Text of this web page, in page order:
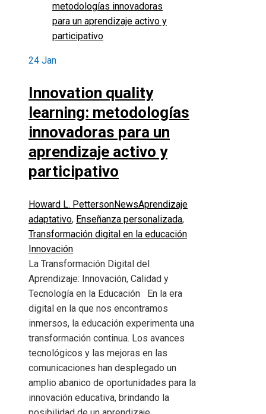
24 Jan
Innovation quality
learning: metodologías
innovadoras para un
aprendizaje activo y
participativo
Howard L. PettersonNewsAprendizaje
adaptativo, Enseñanza personalizada,
Transformación digital en la educación
Innovación
La Transformación Digital del
Aprendizaje: Innovación, Calidad y
Tecnología en la Educación En la era
digital en la que nos encontramos
inmersos, la educación experimenta una
transformación continua. Los avances
tecnológicos y las mejoras en las
comunicaciones han desplegado un
amplio abanico de oportunidades para la
innovación educativa, brindando la